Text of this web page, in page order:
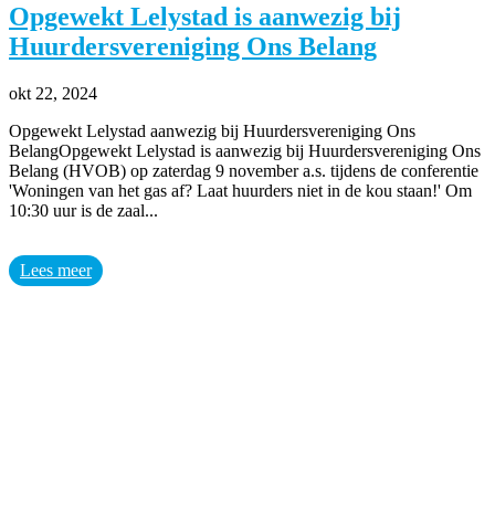
Opgewekt Lelystad is aanwezig bij
Huurdersvereniging Ons Belang
okt 22, 2024
Opgewekt Lelystad aanwezig bij Huurdersvereniging Ons
BelangOpgewekt Lelystad is aanwezig bij Huurdersvereniging Ons
Belang (HVOB) op zaterdag 9 november a.s. tijdens de conferentie
'Woningen van het gas af? Laat huurders niet in de kou staan!' Om
10:30 uur is de zaal...
Lees meer